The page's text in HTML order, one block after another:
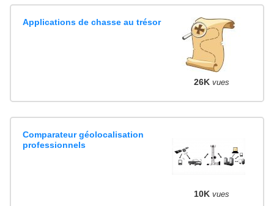
Applications de chasse au trésor
26K vues
Comparateur géolocalisation
professionnels
10K vues